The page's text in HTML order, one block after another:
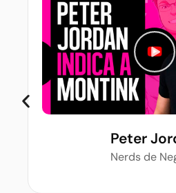
Peter
Nerds de